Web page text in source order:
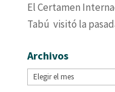
El Certamen
Tabú visitó la
Archivos
Archivos